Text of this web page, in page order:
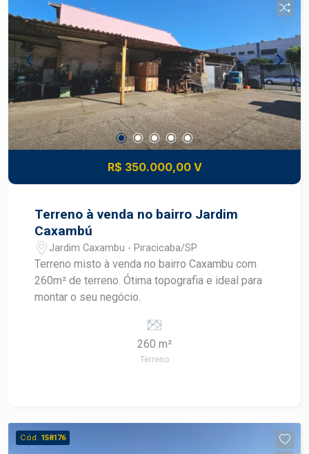
R$ 350.000,00 V
Terreno à venda no bairro Jardim
Caxambú
Jardim Caxambu - Piracicaba/SP
Terreno misto à venda no bairro Caxambu com
260m² de terreno. Ótima topografia e ideal para
montar o seu negócio.
260 m²
Terreno
Cód. 158176